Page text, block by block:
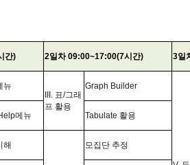
간) 2일차09:00~17:00(7시간) 3일
뉴
III. 표/그래
프 활용
Graph Builder
메뉴 Tabulate 활용
해 모집단 추정